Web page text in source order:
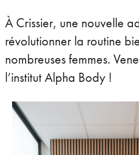
À Crissier, une nouvelle
révolutionner la routine
nombreuses femmes.
l’institut Alpha Body !